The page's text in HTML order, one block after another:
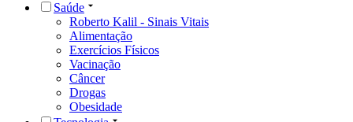
Saúde
Roberto Kalil - Sinais Vitais
Alimentação
Exercícios Físicos
Vacinação
Câncer
Drogas
Obesidade